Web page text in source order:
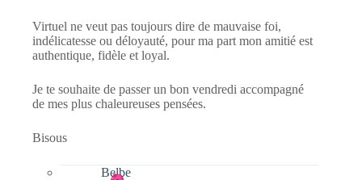
Virtuel ne veut pas toujours dire de mauvaise foi,
indélicatesse ou déloyauté, pour ma part mon amitié est
authentique, fidèle et loyal.
Je te souhaite de passer un bon vendredi accompagné
de mes plus chaleureuses pensées.
Bisous
Belbe